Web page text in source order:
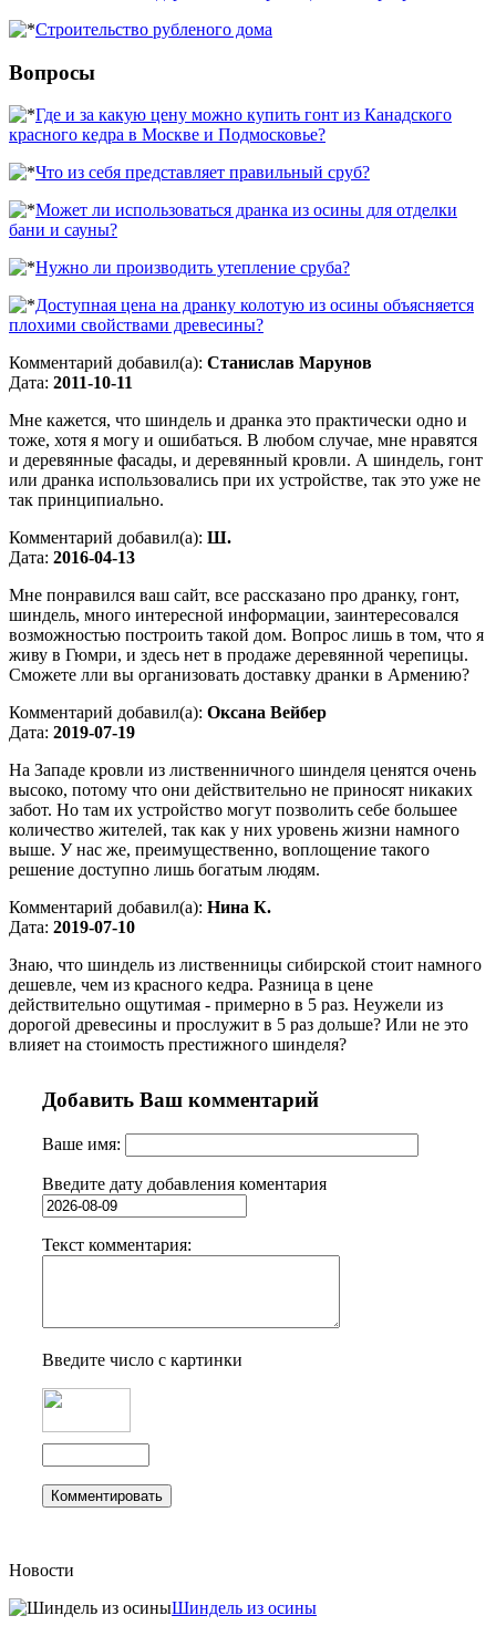
Строительство рубленого дома
Вопросы
Где и за какую цену можно купить гонт из Канадского
красного кедра в Москве и Подмосковье?
Что из себя представляет правильный сруб?
Может ли использоваться дранка из осины для отделки
бани и сауны?
Нужно ли производить утепление сруба?
Доступная цена на дранку колотую из осины объясняется
плохими свойствами древесины?
Комментарий добавил(а): Станислав Марунов
Дата: 2011-10-11
Мне кажется, что шиндель и дранка это практически одно и
тоже, хотя я могу и ошибаться. В любом случае, мне нравятся
и деревянные фасады, и деревянный кровли. А шиндель, гонт
или дранка использовались при их устройстве, так это уже не
так принципиально.
Комментарий добавил(а): Ш.
Дата: 2016-04-13
Мне понравился ваш сайт, все рассказано про дранку, гонт,
шиндель, много интересной информации, заинтересовался
возможностью построить такой дом. Вопрос лишь в том, что я
живу в Гюмри, и здесь нет в продаже деревянной черепицы.
Сможете лли вы организовать доставку дранки в Армению?
Комментарий добавил(а): Оксана Вейбер
Дата: 2019-07-19
На Западе кровли из лиственничного шинделя ценятся очень
высоко, потому что они действительно не приносят никаких
забот. Но там их устройство могут позволить себе большее
количество жителей, так как у них уровень жизни намного
выше. У нас же, преимущественно, воплощение такого
решение доступно лишь богатым людям.
Комментарий добавил(а): Нина К.
Дата: 2019-07-10
Знаю, что шиндель из лиственницы сибирской стоит намного
дешевле, чем из красного кедра. Разница в цене
действительно ощутимая - примерно в 5 раз. Неужели из
дорогой древесины и прослужит в 5 раз дольше? Или не это
влияет на стоимость престижного шинделя?
Добавить Ваш комментарий
Ваше имя:
Введите дату добавления коментария
Текст комментария:
Введите число с картинки
Новости
Шиндель из осины